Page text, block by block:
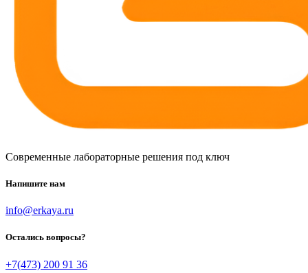
Современные лабораторные решения под ключ
Напишите нам
info@erkaya.ru
Остались вопросы?
+7(473) 200 91 36